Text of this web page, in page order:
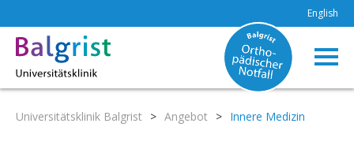
English
Universitätsklinik Balgrist > Angebot > Innere Medizin